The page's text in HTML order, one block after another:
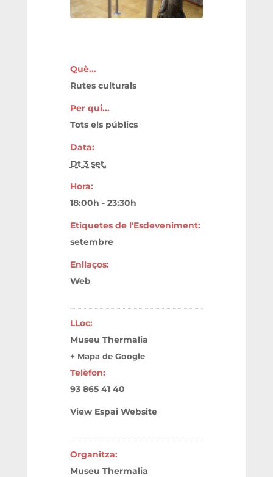
Què...
Rutes culturals
Per qui...
Tots els públics
Data:
Dt 3 set.
Hora:
18:00h - 23:30h
Etiquetes de l'Esdeveniment:
setembre
Web
Museu Thermalia
+ Mapa de Google
Telèfon:
93 865 41 40
View Espai Website
Organitza:
Museu Thermalia